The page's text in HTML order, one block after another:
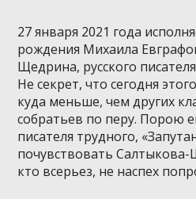
27 января 2021 года
рождения Михаила
Щедрина, русского
Не секрет, что сегодня
куда меньше, чем других
собратьев по перу. Порою
писателя трудного,
почувствовать
кто всерьез, не наспех